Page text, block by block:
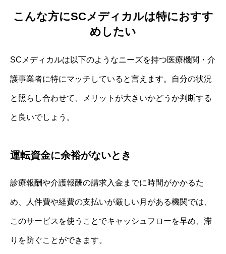
こんな方にSCメディカルは特におすす
めしたい
SCメディカルは以下のようなニーズを持つ医療機関・介
護事業者に特にマッチしていると言えます。自分の状況
と照らし合わせて、メリットが大きいかどうか判断する
と良いでしょう。
運転資金に余裕がないとき
診療報酬や介護報酬の請求入金までに時間がかかるた
め、人件費や経費の支払いが厳しい月がある機関では、
このサービスを使うことでキャッシュフローを早め、滞
りを防ぐことができます。